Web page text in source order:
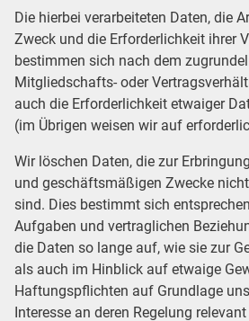
Die hierbei verarbeiteten Daten, die
Zweck und die Erforderlichkeit ihrer
bestimmen sich nach dem
Mitgliedschafts- oder
auch die Erforderlichkeit etwaiger
(im Übrigen weisen wir auf
Wir löschen Daten, die zur
und geschäftsmäßigen Zwecke
sind. Dies bestimmt sich
Aufgaben und vertraglichen
die Daten so lange auf, wie sie zur
als auch im Hinblick auf etwaige
Haftungspflichten auf Grundlage
Interesse an deren Regelung